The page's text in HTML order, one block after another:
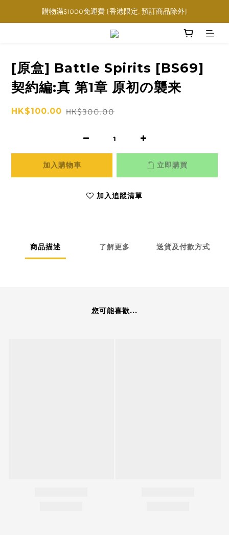
購物滿$1000免運費 (香港限定, 預訂商品除外)
購物滿$1000免運費 (香港限定, 預訂商品除外)
指定角色卡套卡盒任選三件$160
[原盒] Battle Spirits [BS69]
契約編:真 第1章 原初の襲来
HK$100.00 HK$300.00
加入購物車 立即購買
加入追蹤清單
商品描述 了解更多 送貨及付款方式
您可能喜歡...